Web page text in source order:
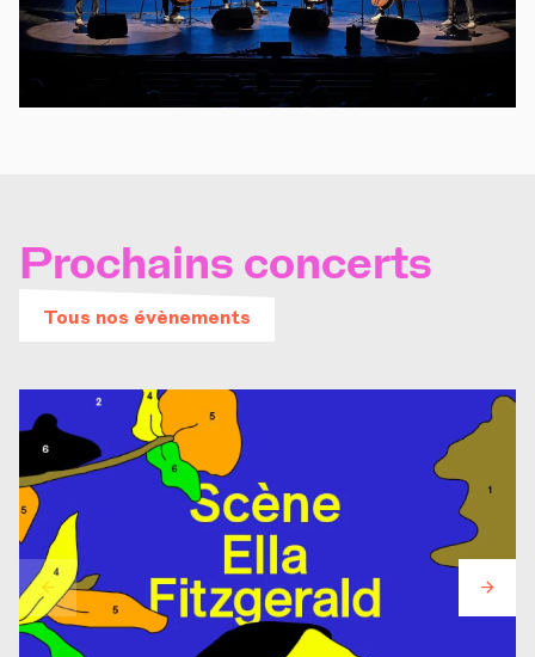
Prochains concerts
Tous nos évènements